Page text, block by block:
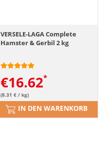
VERSELE-LAGA Complete
Hamster & Gerbil 2 kg
€16.62
(8.31 € / kg)
IN DEN WARENKORB